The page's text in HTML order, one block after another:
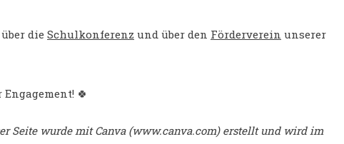
die Schulkonferenz und über den Förderverein unserer
🍀
Seite wurde mit Canva (www.canva.com) erstellt und wird im